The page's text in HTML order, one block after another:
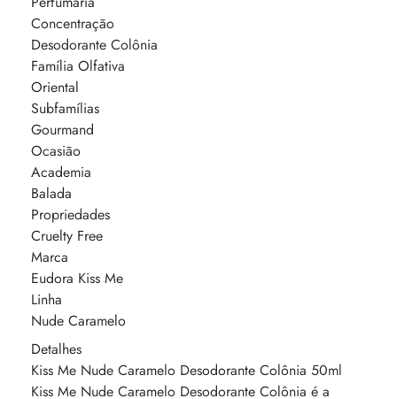
Concentração
Desodorante Colônia
Família Olfativa
Oriental
Subfamílias
Gourmand
Ocasião
Academia
Balada
Propriedades
Cruelty Free
Marca
Eudora Kiss Me
Linha
Nude Caramelo
Detalhes
Kiss Me Nude Caramelo Desodorante Colônia 50ml
Kiss Me Nude Caramelo Desodorante Colônia é a